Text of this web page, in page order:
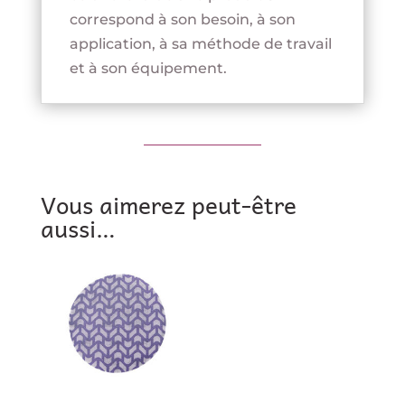
correspond à son besoin, à son
application, à sa méthode de travail
et à son équipement.
Vous aimerez peut-être
aussi…